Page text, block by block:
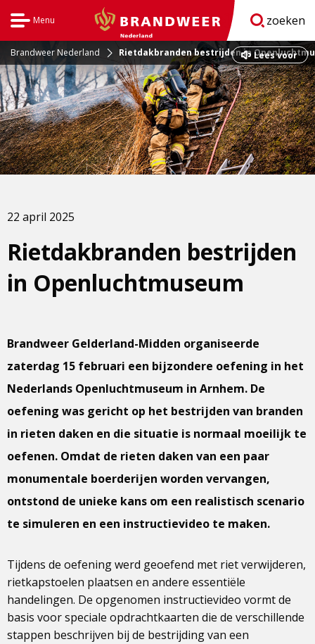
Menu
BrandweerNederland.nl
zoeken
Brandweer Nederland Rietdakbranden bestrijden in Dit
is
een
externe
pagina
Lees voor
Rietdakbranden bestrijden
in Openluchtmuseum
22 april 2025
Brandweer Gelderland-Midden organiseerde
zaterdag 15 februari een bijzondere oefening in het
Nederlands Openluchtmuseum in Arnhem. De
oefening was gericht op het bestrijden van branden
in rieten daken en die situatie is normaal moeilijk te
oefenen. Omdat de rieten daken van een paar
monumentale boerderijen worden vervangen,
ontstond de unieke kans om een realistisch scenario
te simuleren en een instructievideo te maken.
Tijdens de oefening werd geoefend met riet verwijderen,
rietkapstoelen plaatsen en andere essentiële
handelingen. De opgenomen instructievideo vormt de
basis voor speciale opdrachtkaarten die de verschillende
stappen beschrijven bij de bestrijding van een